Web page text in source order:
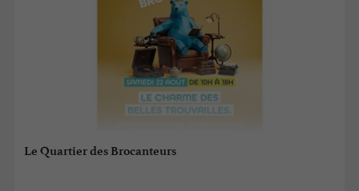
Le Quartier des Brocanteurs